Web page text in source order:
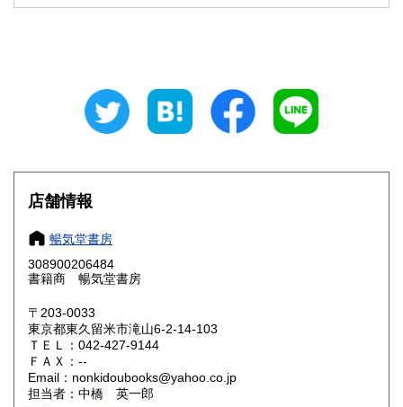
180円 三重県
大阪府
奈良県
鳥取県
岡山県
山口県 180円
香川県 180円 愛媛県
店舗情報
暢気堂書房
308900206484
書籍商 暢気堂書房
〒203-0033
東京都東久留米市滝山6-2-14-103
ＴＥＬ：042-427-9144
ＦＡＸ：--
Email：nonkidoubooks@yahoo.co.jp
担当者：中橋 英一郎